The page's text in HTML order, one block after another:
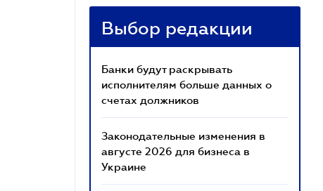
Выбор редакции
Банки будут раскрывать
исполнителям больше данных о
счетах должников
Законодательные изменения в
августе 2026 для бизнеса в
Украине